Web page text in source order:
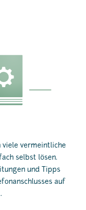
viele vermeintliche
selbst lösen.
und Tipps
auf